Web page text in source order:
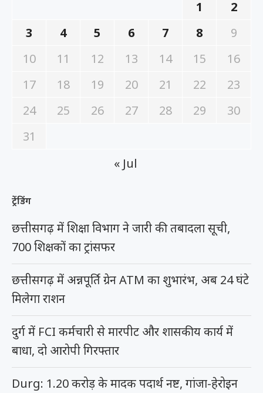
1
2
3
4 5 6 7 8
9
10
11 12 13 14 15
16
17
18 19 20 21 22
23
24
25 26 27 28 29
30
31
« Jul
ट्रेंडिंग
छत्तीसगढ़ में शिक्षा विभाग ने जारी की तबादला सूची,
700 शिक्षकों का ट्रांसफर
छत्तीसगढ़ में अन्नपूर्ति ग्रेन ATM का शुभारंभ, अब 24 घंटे
मिलेगा राशन
दुर्ग में FCI कर्मचारी से मारपीट और शासकीय कार्य में
बाधा, दो आरोपी गिरफ्तार
Durg: 1.20 करोड़ के मादक पदार्थ नष्ट, गांजा-हेरोइन